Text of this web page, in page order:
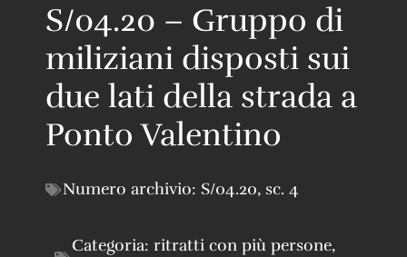
S/04.20 – Gruppo di
miliziani disposti sui
due lati della strada a
Ponto Valentino
Numero archivio: S/04.20, sc. 4
Categoria: ritratti con più persone,